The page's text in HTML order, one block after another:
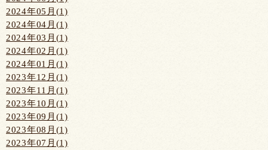
2024年05月(1)
2024年04月(1)
2024年03月(1)
2024年02月(1)
2024年01月(1)
2023年12月(1)
2023年11月(1)
2023年10月(1)
2023年09月(1)
2023年08月(1)
2023年07月(1)